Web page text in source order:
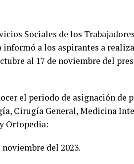
Sociales de los
informó a los aspirantes a
al 17 de noviembre del
el periodo de asignación de
Cirugía General, Medicina
Ortopedia:
del 2023.